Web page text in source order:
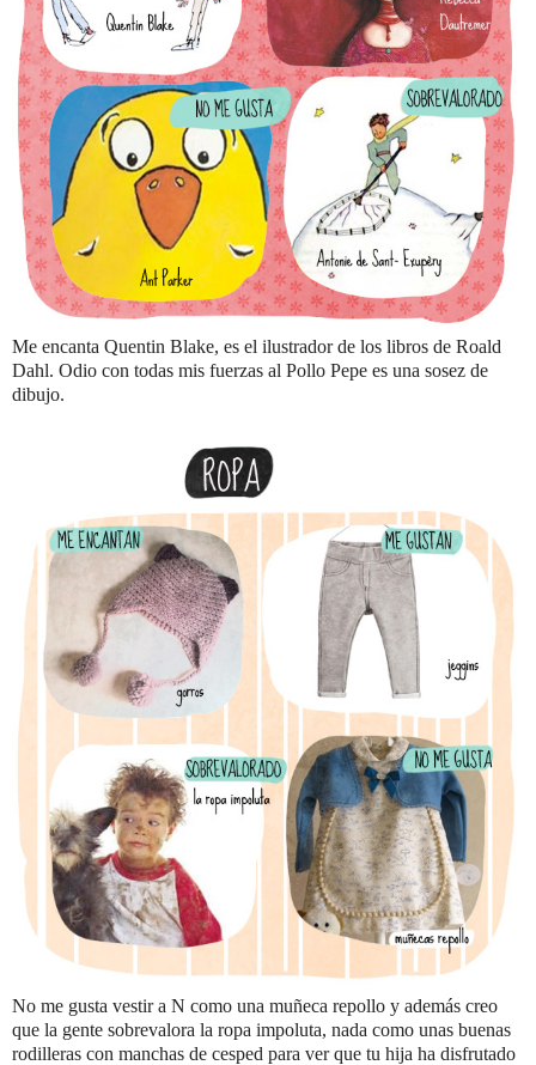
Me encanta Quentin Blake, es el ilustrador de los libros de Roald
Dahl. Odio con todas mis fuerzas al Pollo Pepe es una sosez de
dibujo.
No me gusta vestir a N como una muñeca repollo y además creo
que la gente sobrevalora la ropa impoluta, nada como unas buenas
rodilleras con manchas de cesped para ver que tu hija ha disfrutado